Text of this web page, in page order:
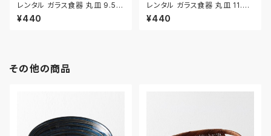
レンタル ガラス食器 丸皿 9.5c
m 3枚セット｜GLM120
¥440
レンタル ガラス食器 丸皿 11.7c
m｜GLM121
¥440
その他の商品